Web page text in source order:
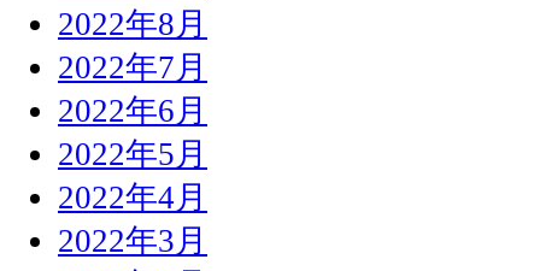
2022年8月
2022年7月
2022年6月
2022年5月
2022年4月
2022年3月